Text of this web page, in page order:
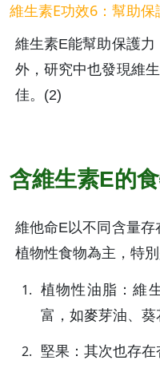
維生素E功效6：幫助保
維生素E能幫助保護
外，研究中也發現維
佳。(2)
含維生素E的
維他命E以不同含量
植物性食物為主，特
植物性油脂：維
富，如麥芽油、葵
堅果：其次也存